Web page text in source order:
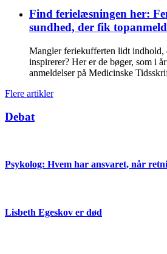
Find ferielæsningen her:
sundhed, der fik
Mangler feriekufferten lidt indhold,
inspirerer? Her er de bøger, som i
anmeldelser på Medicinske
Flere artikler
Debat
Psykolog: Hvem har ansvaret, når
Lisbeth Egeskov er død